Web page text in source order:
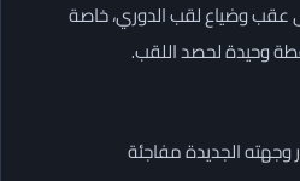
عقب وضياع لقب الدوري، خاصة
وحيدة لحصد اللقب.
وجهته الجديدة مفاجئة